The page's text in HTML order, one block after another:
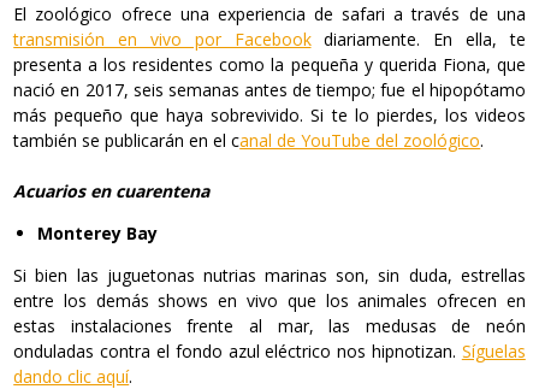
El zoológico ofrece una experiencia de safari a través de una
transmisión en vivo por Facebookdiariamente. En ella, te
presenta a los residentes como la pequeña y querida Fiona, que
nació en 2017, seis semanas antes de tiempo; fue el hipopótamo
más pequeño que haya sobrevivido. Si te lo pierdes, los videos
también se publicarán en el canal de YouTube del zoológico.
Acuarios en cuarentena
Monterey Bay
Si bien las juguetonas nutrias marinas son, sin duda, estrellas
entre los demás shows en vivo que los animales ofrecen en
estas instalaciones frente al mar, las medusas de neón
onduladas contra el fondo azul eléctrico nos hipnotizan. Síguelas
dando clic aquí.